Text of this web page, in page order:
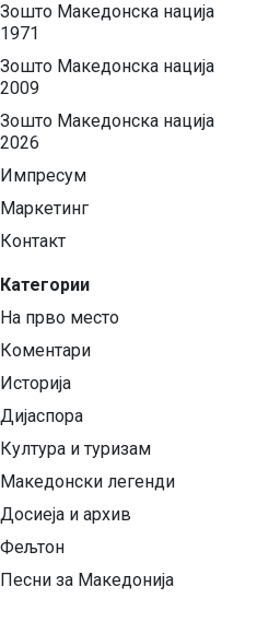
Зошто Македонска нација
1971
Зошто Македонска нација
2009
Зошто Македонска нација
2026
Импресум
Маркетинг
Контакт
Категории
На прво место
Коментари
Историја
Дијаспора
Култура и туризам
Македонски легенди
Досиеја и архив
Фељтон
Песни за Македонија